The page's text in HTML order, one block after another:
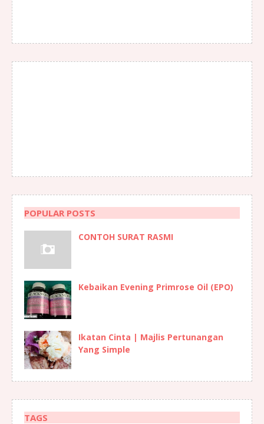
POPULAR POSTS
CONTOH SURAT RASMI
Kebaikan Evening Primrose Oil (EPO)
Ikatan Cinta | Majlis Pertunangan
Yang Simple
TAGS